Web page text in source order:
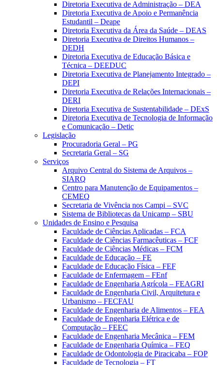
Diretoria Executiva de Administração – DEA
Diretoria Executiva de Apoio e Permanência
Estudantil – Deape
Diretoria Executiva da Área da Saúde – DEAS
Diretoria Executiva de Direitos Humanos –
DEDH
Diretoria Executiva de Educação Básica e
Técnica – DEEDUC
Diretoria Executiva de Planejamento Integrado –
DEPI
Diretoria Executiva de Relações Internacionais –
DERI
Diretoria Executiva de Sustentabilidade – DExS
Diretoria Executiva de Tecnologia de Informação
e Comunicação – Detic
Legislação
Procuradoria Geral – PG
Secretaria Geral – SG
Serviços
Arquivo Central do Sistema de Arquivos –
SIARQ
Centro para Manutenção de Equipamentos –
CEMEQ
Secretaria de Vivência nos Campi – SVC
Sistema de Bibliotecas da Unicamp – SBU
Unidades de Ensino e Pesquisa
Faculdade de Ciências Aplicadas – FCA
Faculdade de Ciências Farmacêuticas – FCF
Faculdade de Ciências Médicas – FCM
Faculdade de Educação – FE
Faculdade de Educação Física – FEF
Faculdade de Enfermagem – FEnf
Faculdade de Engenharia Agrícola – FEAGRI
Faculdade de Engenharia Civil, Arquitetura e
Urbanismo – FECFAU
Faculdade de Engenharia de Alimentos – FEA
Faculdade de Engenharia Elétrica e de
Computação – FEEC
Faculdade de Engenharia Mecânica – FEM
Faculdade de Engenharia Química – FEQ
Faculdade de Odontologia de Piracicaba – FOP
Faculdade de Tecnologia – FT